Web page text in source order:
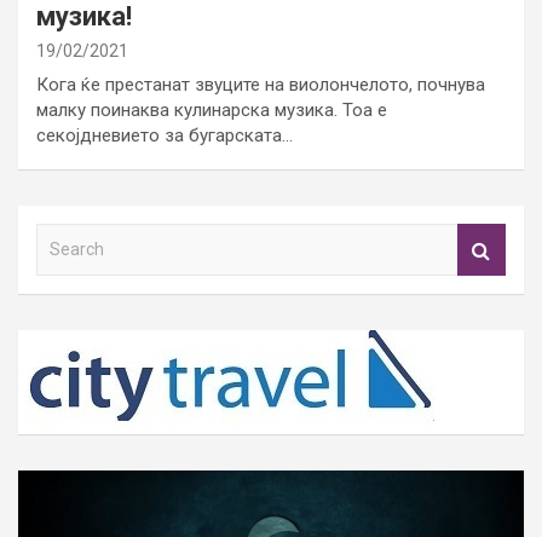
музика!
19/02/2021
Кога ќе престанат звуците на виолончелото, почнува
малку поинаква кулинарска музика. Тоа е
секојдневието за бугарската…
h